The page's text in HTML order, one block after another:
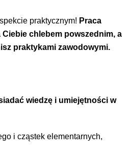
praktycznym! Praca
chlebem powszednim, a
praktykami zawodowymi.
wiedzę i umiejętności w
i cząstek elementarnych,